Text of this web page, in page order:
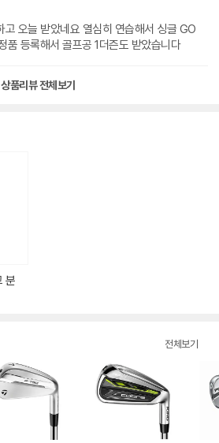
GO 카드 할인 혜택도 받고 정품 등록해서 골프공 1더즌도 받았습니다
상품리뷰 전체보기
전체보기